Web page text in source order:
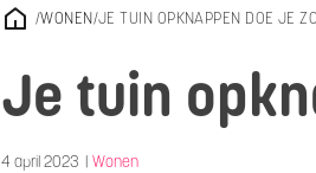
/WONEN/JE TUIN OPKNAPPEN DOE JE
Je tuin
4 april 2023 | Wonen